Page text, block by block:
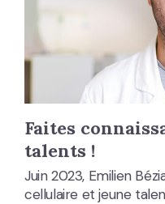
Faites
talents !
Juin 2023, Emilien
cellulaire et jeune